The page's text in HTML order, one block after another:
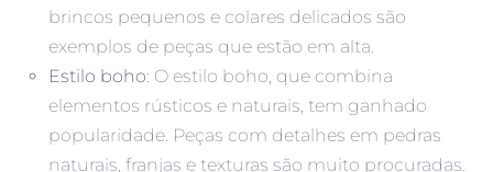
brincos pequenos e colares delicados são
exemplos de peças que estão em alta.
Estilo boho: O estilo boho, que combina
elementos rústicos e naturais, tem ganhado
popularidade. Peças com detalhes em pedras
naturais, franjas e texturas são muito procuradas.